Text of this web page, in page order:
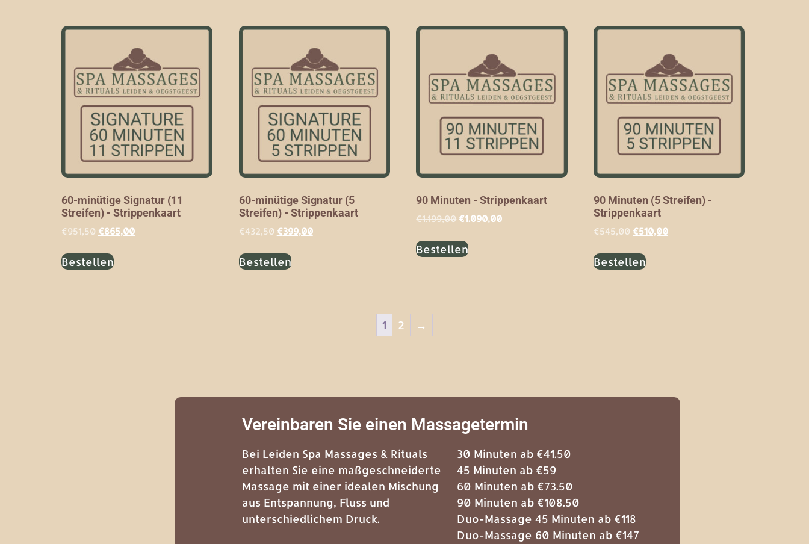
60-minütige Signatur (11
Streifen) - Strippenkaart
€951,50 €865,00
Bestellen
60-minütige Signatur (5
Streifen) - Strippenkaart
€432,50 €399,00
Bestellen
90 Minuten - Strippenkaart
€1.199,00 €1.090,00
Bestellen
90 Minuten (5 Streifen) -
Strippenkaart
€545,00 €510,00
Bestellen
1 2 →
Vereinbaren Sie einen Massagetermin
Bei Leiden Spa Massages & Rituals
erhalten Sie eine maßgeschneiderte
Massage mit einer idealen Mischung
aus Entspannung, Fluss und
unterschiedlichem Druck.
30 Minuten ab €41.50
45 Minuten ab €59
60 Minuten ab €73.50
90 Minuten ab €108.50
Duo-Massage 45 Minuten ab €118
Duo-Massage 60 Minuten ab €147